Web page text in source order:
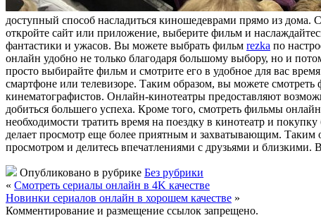
доступный способ насладиться киношедеврами прямо из
откройте сайт или приложение, выберите фильм и
фантастики и ужасов. Вы можете выбрать фильм rezka по
онлайн удобно не только благодаря большому выбору, но и
просто выбирайте фильм и смотрите его в удобное для вас
смартфоне или телевизоре. Таким образом, вы можете
кинематографистов. Онлайн-кинотеатры предоставляют
добиться большего успеха. Кроме того, смотреть фильмы
необходимости тратить время на поездку в кинотеатр и
делает просмотр еще более приятным и захватывающим.
просмотром и делитесь впечатлениями с друзьями и близкими.
Опубликовано в рубрике Без рубрики
« Смотреть сериалы онлайн в 4K качестве
Новинки сериалов онлайн в хорошем качестве »
Комментирование и размещение ссылок запрещено.